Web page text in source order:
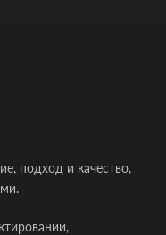
подход и качество,